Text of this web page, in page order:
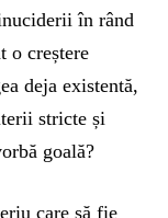
în rând
o creștere
deja existentă,
stricte și
goală?
care să fie